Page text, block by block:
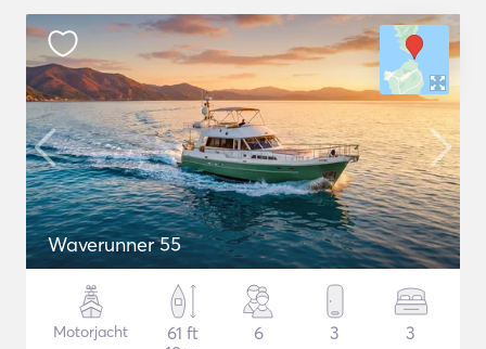
Waverunner 55
Motorjacht
61 ft
6 3 3